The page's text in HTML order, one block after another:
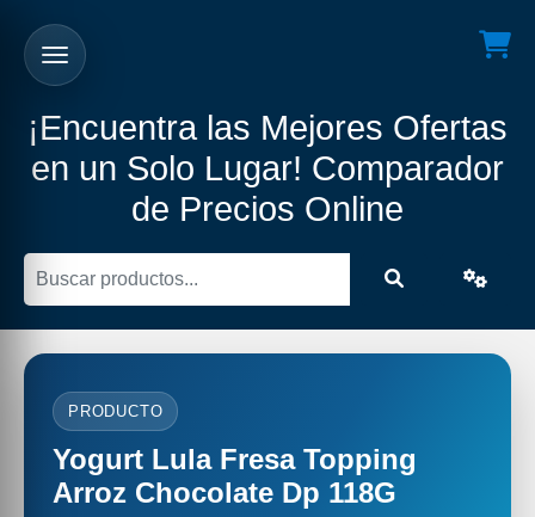
¡Encuentra las Mejores Ofertas
en un Solo Lugar! Comparador
de Precios Online
PRODUCTO
Yogurt Lula Fresa Topping
Arroz Chocolate Dp 118G